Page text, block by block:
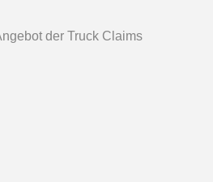
der Truck Claims